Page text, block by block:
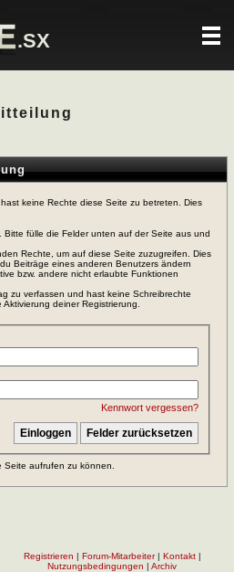
.SX
keine Rechte diese Seite zu betreten. Dies
Bitte fülle die Felder unten auf der Seite aus und
Rechte, um auf diese Seite zuzugreifen. Dies
Beiträge eines anderen Benutzers ändern
bzw. andere nicht erlaubte Funktionen
zu verfassen und hast keine Schreibrechte
deiner Registrierung.
Kennwort vergessen?
Seite aufrufen zu können.
Registrieren | Forum-Mitarbeiter| Kontakt|
Nutzungsbedingungen | Archiv